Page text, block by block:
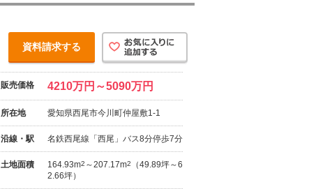
資料請求する
販売価格 4210万円～5090万円
所在地 愛知県西尾市今川町仲屋敷1-1
沿線・駅 名鉄西尾線「西尾」バス8分停歩7分
土地面積 164.93m2 ～207.17m2
（49.89坪～6
2.66坪）